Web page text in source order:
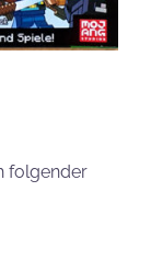
folgender